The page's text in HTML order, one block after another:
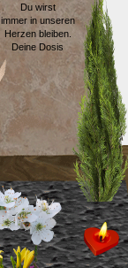
Du wirst
immer in unseren
Herzen bleiben.
Deine Dosis